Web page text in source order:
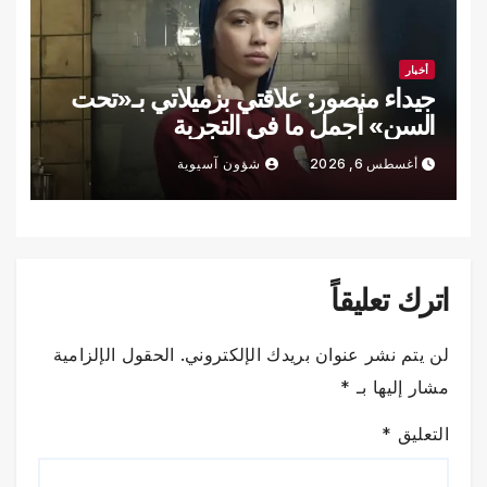
أخبار
جيداء منصور: علاقتي بزميلاتي بـ«تحت
السن» أجمل ما في التجربة
أغسطس 6, 2026 شؤون آسيوية
اترك تعليقاً
لن يتم نشر عنوان بريدك الإلكتروني. الحقول الإلزامية
مشار إليها بـ *
التعليق *